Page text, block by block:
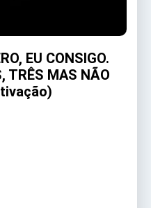
EU CONSIGO.
TRÊS MAS NÃO